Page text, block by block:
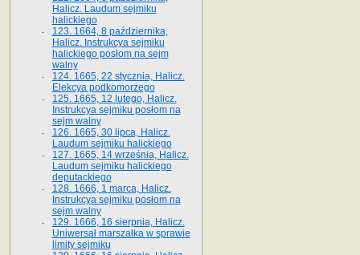
Halicz. Laudum sejmiku
halickiego
123. 1664, 8 października,
Halicz. Instrukcya sejmiku
halickiego posłom na sejm
walny
124. 1665, 22 stycznia, Halicz.
Elekcya podkomorzego
125. 1665, 12 lutego, Halicz.
Instrukcya sejmiku posłom na
sejm walny
126. 1665, 30 lipca, Halicz.
Laudum sejmiku halickiego
127. 1665, 14 września, Halicz.
Laudum sejmiku halickiego
deputackiego
128. 1666, 1 marca, Halicz.
Instrukcya sejmiku posłom na
sejm walny
129. 1666, 16 sierpnia, Halicz.
Uniwersał marszałka w sprawie
limity sejmiku